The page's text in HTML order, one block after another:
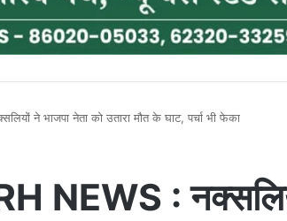
ने भाजपा नेता को उतारा मौत के घाट, पर्चा भी फेका
NEWS :